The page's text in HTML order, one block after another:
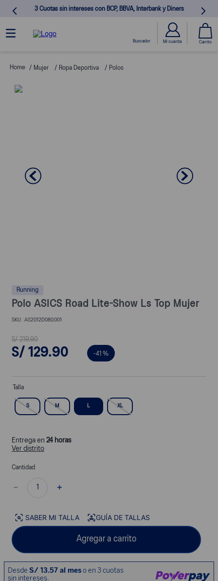
3 Cuotas sin intereses con BCP, BBVA, Interbank y Diners
Mujer Ropa Deportiva Polos
Running
Polo ASICS Road Lite-Show Ls Top Mujer
AS2012D080.001
S/ 219.90
S/ 129.90 -41 %
Talla
S M L XL
Entrega en 24 horas
Ver distrito
Cantidad
＋
－
SABER MI TALLA GUÍA DE TALLAS
Agregar a carrito